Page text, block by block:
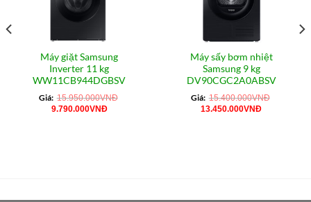
Máy giặt Samsung
Inverter 11 kg
WW11CB944DGBSV
Giá: 15.950.000VNĐ
Giá
9.790.000VNĐGiá
Máy sấy bơm nhiệt
Samsung 9 kg
DV90CGC2A0ABSV
Giá: 15.400.000VNĐ
Giá
13.450.000VNĐGiá